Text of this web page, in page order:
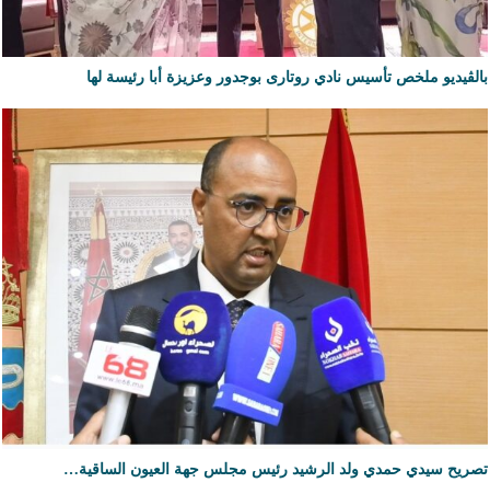
بالڨيديو ملخص تأسيس نادي روتارى بوجدور وعزيزة أبا رئيسة لها
تصريح سيدي حمدي ولد الرشيد رئيس مجلس جهة العيون الساقية…